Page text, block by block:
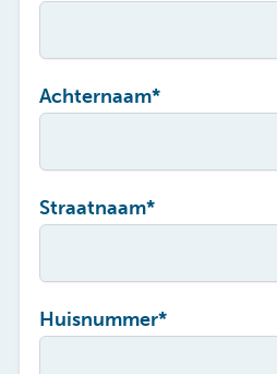
Achternaam*
Straatnaam*
Huisnummer*